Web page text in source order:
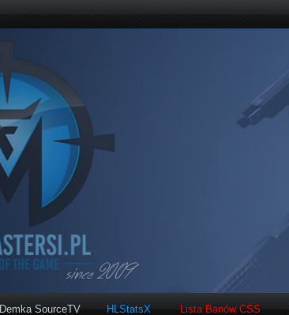
Demka SourceTV HLStatsX Lista Banów CSS